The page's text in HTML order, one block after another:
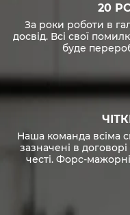
20
За роки роботи в
досвід. Всі свої
буде
Наша команда всіма
зазначені в
честі. Форс-